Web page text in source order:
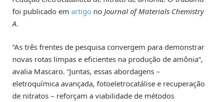
foi publicado em artigo no Journal of Materials Chemistry
A.
“As três frentes de pesquisa convergem para demonstrar
novas rotas limpas e eficientes na produção de amônia”,
avalia Mascaro. “Juntas, essas abordagens –
eletroquímica avançada, fotoeletrocatálise e recuperação
de nitratos – reforçam a viabilidade de métodos